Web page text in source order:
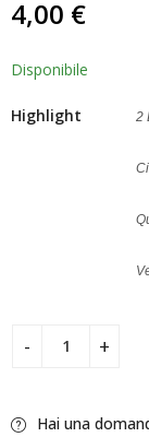
4,00 €
Disponibile
Highlight 2
Hai una